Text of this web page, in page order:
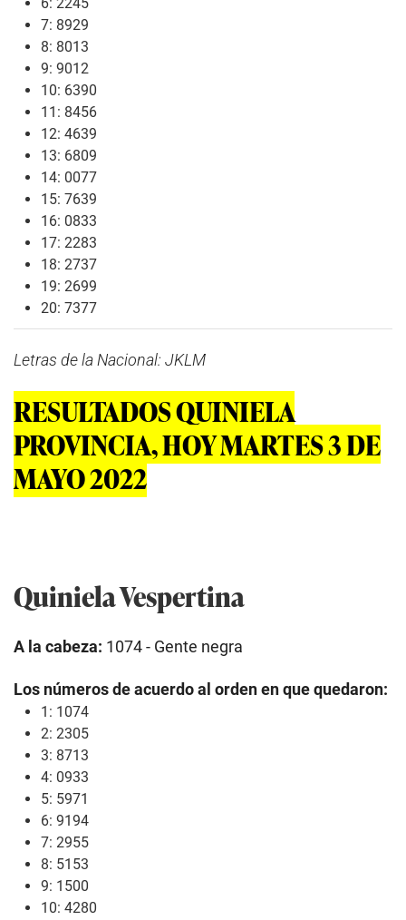
7: 8929
8: 8013
9: 9012
10: 6390
11: 8456
12: 4639
13: 6809
14: 0077
15: 7639
16: 0833
17: 2283
18: 2737
19: 2699
20: 7377
Letras de la Nacional: JKLM
RESULTADOS QUINIELA
PROVINCIA, HOY MARTES 3 DE
MAYO 2022
Quiniela Vespertina
A la cabeza: 1074 - Gente negra
Los números de acuerdo al orden en que quedaron:
1: 1074
2: 2305
3: 8713
4: 0933
5: 5971
6: 9194
7: 2955
8: 5153
9: 1500
10: 4280